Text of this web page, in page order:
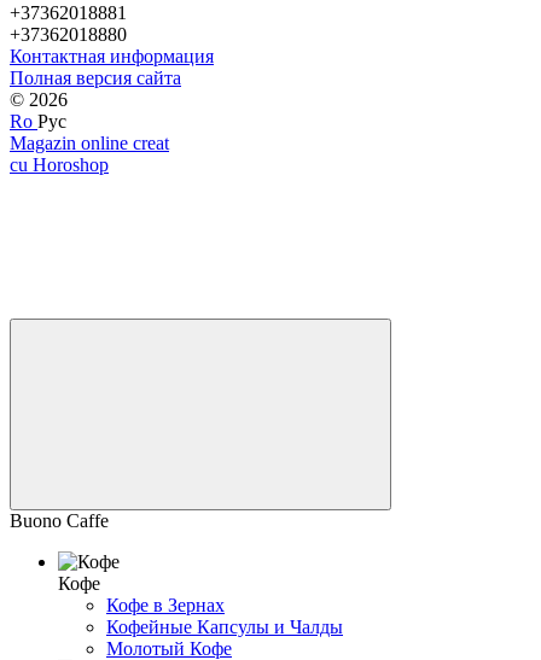
+37362018881
+37362018880
Контактная информация
Полная версия сайта
© 2026
Ro Рус
Magazin online creat
cu Horoshop
Buono Caffe
Кофе
Кофе в Зернах
Кофейные Капсулы и Чалды
Молотый Кофе